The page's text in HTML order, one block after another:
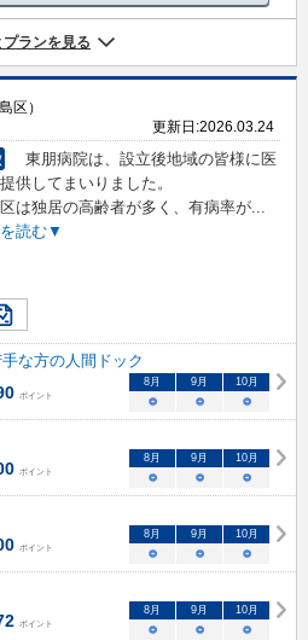
プランを見る
区）
更新日:2026.03.24
東朋病院は、設立後地域の皆様に医
供してまいりました。
は独居の高齢者が多く、有病率が...
読む▼
な方の人間ドック
ポイント
8月 9月 10月
○ ○ ○
ポイント
8月 9月 10月
○ ○ ○
ポイント
8月 9月 10月
○ ○ ○
ポイント
8月 9月 10月
○ ○ ○